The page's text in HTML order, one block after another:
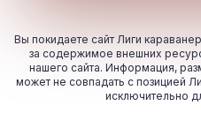
Вы покидаете сайт Лиги
за содержимое внешних
нашего сайта. Информация,
может не совпадать с позицией
исключительно